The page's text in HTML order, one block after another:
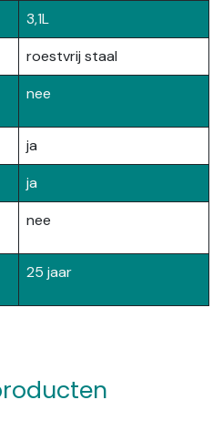
3,1L
roestvrij staal
nee
ja
ja
nee
25 jaar